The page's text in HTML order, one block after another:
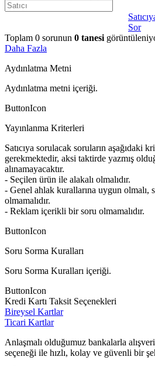
Sor
Toplam 0 sorunun 0 tanesi
Daha Fazla
Aydınlatma Metni
Aydınlatma metni içeriği.
ButtonIcon
Yayınlanma Kriterleri
Satıcıya sorulacak soruların aşağıdaki
gerekmektedir, aksi taktirde yazmış
alınamayacaktır.
- Seçilen ürün ile alakalı olmalıdır.
- Genel ahlak kurallarına uygun olmalı,
olmamalıdır.
- Reklam içerikli bir soru olmamalıdır.
ButtonIcon
Soru Sorma Kuralları
Soru Sorma Kuralları içeriği.
ButtonIcon
Kredi Kartı Taksit Seçenekleri
Bireysel Kartlar
Ticari Kartlar
Anlaşmalı olduğumuz bankalarla
seçeneği ile hızlı, kolay ve güvenli bir